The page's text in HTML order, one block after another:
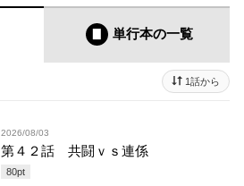
単行本の一覧
1話から
2026/08/03
第４２話 共闘ｖｓ連係
80pt